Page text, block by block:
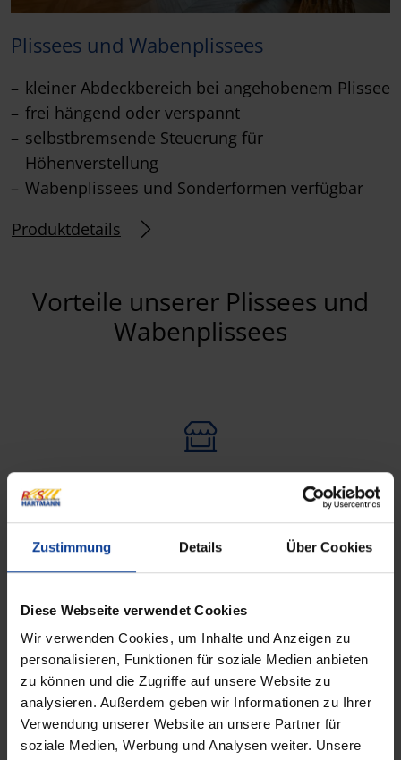
Zustimmung Details Über Cookies
Diese Webseite verwendet Cookies
Wir verwenden Cookies, um Inhalte und Anzeigen zu
personalisieren, Funktionen für soziale Medien anbieten
zu können und die Zugriffe auf unsere Website zu
analysieren. Außerdem geben wir Informationen zu Ihrer
Verwendung unserer Website an unsere Partner für
soziale Medien, Werbung und Analysen weiter. Unsere
Plissees und Wabenplissees
kleiner Abdeckbereich bei angehobenem Plissee
frei hängend oder verspannt
selbstbremsende Steuerung für
Höhenverstellung
Wabenplissees und Sonderformen verfügbar
Produktdetails
Vorteile unserer Plissees und
Wabenplissees
Maßgefertigt für nahezu jede Fensterform und -
Große Auswahl an Farben, Stoffen und Mustern.